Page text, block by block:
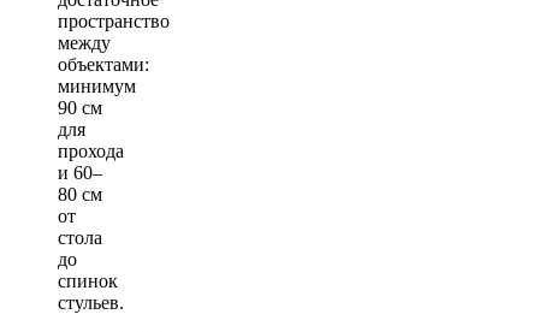
пространство
между
объектами:
минимум
90 см
для
прохода
и 60–
80 см
от
стола
до
спинок
стульев.